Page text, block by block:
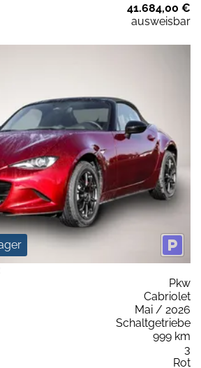
41.684,00 €
ausweisbar
Pkw
Cabriolet
Mai / 2026
Schaltgetriebe
999 km
3
Rot